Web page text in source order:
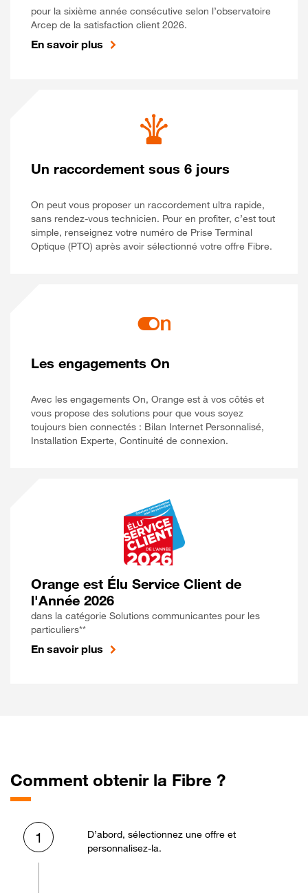
pour la sixième année consécutive selon l’observatoire
Arcep de la satisfaction client 2026.
En savoir plus
Un raccordement sous 6 jours
On peut vous proposer un raccordement ultra rapide,
sans rendez-vous technicien. Pour en profiter, c’est tout
simple, renseignez votre numéro de Prise Terminal
Optique (PTO) après avoir sélectionné votre offre Fibre.
Les engagements On
Avec les engagements On, Orange est à vos côtés et
vous propose des solutions pour que vous soyez
toujours bien connectés : Bilan Internet Personnalisé,
Installation Experte, Continuité de connexion.
Orange est Élu Service Client de
l'Année 2026
dans la catégorie Solutions communicantes pour les
particuliers**
En savoir plus
Comment obtenir la Fibre ?
1
D’abord, sélectionnez une offre et
personnalisez-la.